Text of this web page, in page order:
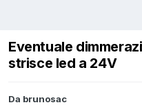
Eventuale
strisce led a 24V
Da brunosac